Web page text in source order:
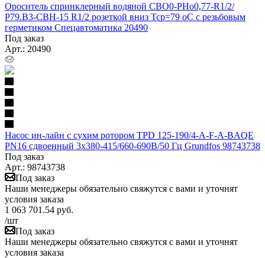
Ороситель спринклерный водяной СВО0-РНо0,77-R1/2/
Р79.В3-СВН-15 R1/2 розеткой вниз Тср=79 оС с резьбовым
герметиком Спецавтоматика 20490
Под заказ
Арт.: 20490
Насос ин-лайн с сухим ротором TPD 125-190/4-A-F-A-BAQE
PN16 сдвоенный 3х380-415/660-690В/50 Гц Grundfos 98743738
Под заказ
Арт.: 98743738
Под заказ
Наши менеджеры обязательно свяжутся с вами и уточнят
условия заказа
1 063 701.54 руб.
/шт
Под заказ
Наши менеджеры обязательно свяжутся с вами и уточнят
условия заказа